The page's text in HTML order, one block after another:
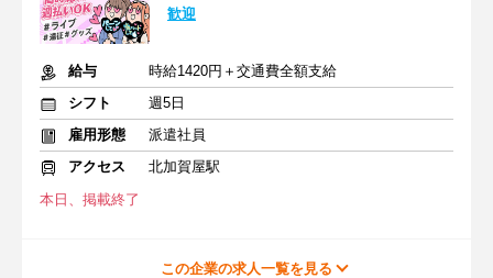
歓迎
給与
時給1420円＋交通費全額支給
シフト
週5日
雇用形態
派遣社員
アクセス
北加賀屋駅
本日、掲載終了
この企業の求人一覧を見る